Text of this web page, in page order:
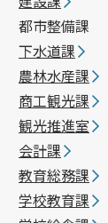
都市整備課
下水道課
農林水産課
商工観光課
観光推進室
会計課
教育総務課
学校教育課